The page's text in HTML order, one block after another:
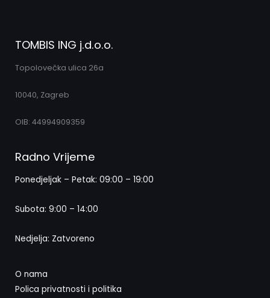
TOMBIS ING j.d.o.o.
Topolovečka ulica 26a
10040, Zagreb
OIB: 44994909359
Radno Vrijeme
Ponedjeljak – Petak: 09:00 – 19:00
Subota: 9:00 – 14:00
Nedjelja: Zatvoreno
O nama
Polica privatnosti i politika